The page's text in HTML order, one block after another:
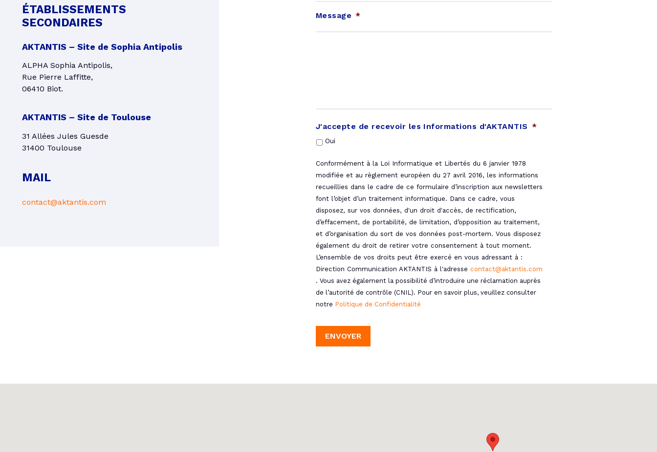
ÉTABLISSEMENTS
SECONDAIRES
AKTANTIS – Site de Sophia Antipolis
ALPHA Sophia Antipolis,
Rue Pierre Laffitte,
06410 Biot.
AKTANTIS – Site de Toulouse
31 Allées Jules Guesde
31400 Toulouse
MAIL
contact@aktantis.com
Message *
J'accepte de recevoir les Informations d'AKTANTIS *
Oui
Conformément à la Loi Informatique et Libertés du 6 janvier 1978
modifiée et au règlement européen du 27 avril 2016, les informations
recueillies dans le cadre de ce formulaire d’inscription aux newsletters
font l’objet d’un traitement informatique. Dans ce cadre, vous
disposez, sur vos données, d'un droit d'accès, de rectification,
d’effacement, de portabilité, de limitation, d’opposition au traitement,
et d’organisation du sort de vos données post-mortem. Vous disposez
également du droit de retirer votre consentement à tout moment.
L’ensemble de vos droits peut être exercé en vous adressant à :
Direction Communication AKTANTIS à l'adresse contact@aktantis.com
. Vous avez également la possibilité d’introduire une réclamation auprès
de l’autorité de contrôle (CNIL). Pour en savoir plus, veuillez consulter
notre Politique de Confidentialité